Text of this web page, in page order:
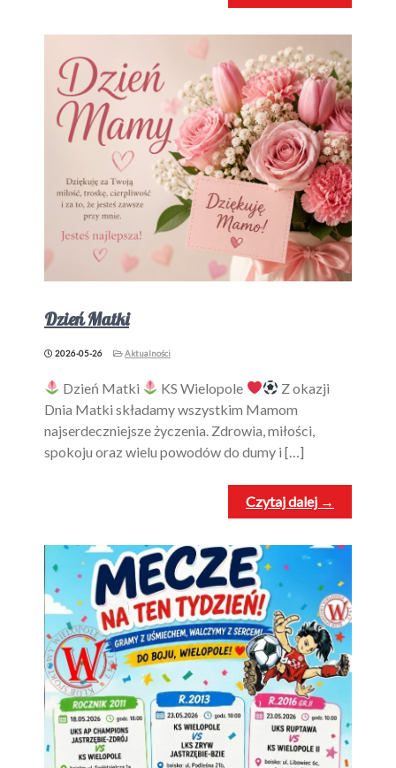
Dzień Matki
2026-05-26 Aktualności
Dzień Matki KS Wielopole
Z okazji
Dnia Matki składamy wszystkim Mamom
najserdeczniejsze życzenia. Zdrowia, miłości,
spokoju oraz wielu powodów do dumy i […]
Czytaj dalej →